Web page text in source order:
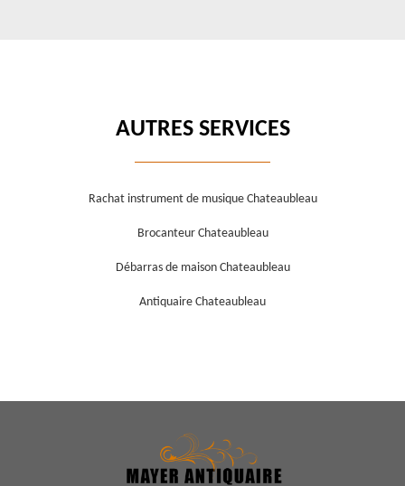
AUTRES SERVICES
Rachat instrument de musique Chateaubleau
Brocanteur Chateaubleau
Débarras de maison Chateaubleau
Antiquaire Chateaubleau